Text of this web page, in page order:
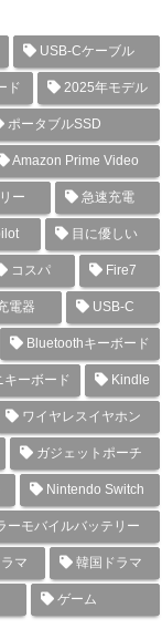
USB-Cケーブル
ド 2025年モデル
ポータブルSSD
Amazon Prime Video
ー 急速充電
目に優しい
コスパ Fire7
電器 USB-C
Bluetoothキーボード
キーボード Kindle
ワイヤレスイヤホン
ガジェットポーチ
Nintendo Switch
ーモバイルバッテリー
マ 韓国ドラマ
ゲーム